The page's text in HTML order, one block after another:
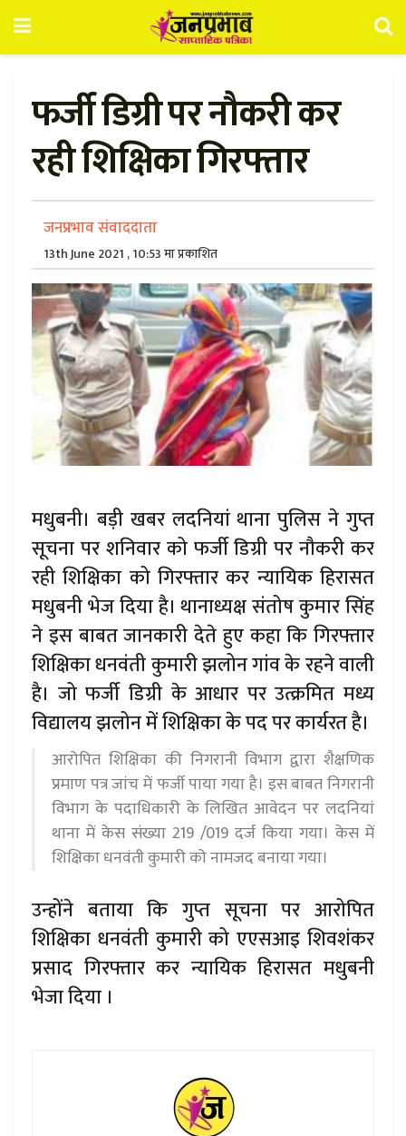
फर्जी डिग्री पर नौकरी कर
रही शिक्षिका गिरफ्तार
जनप्रभाव संवाददाता
13th June 2021 , 10:53 मा प्रकाशित
मधुबनी। बड़ी खबर लदनियां थाना पुलिस ने गुप्त
सूचना पर शनिवार को फर्जी डिग्री पर नौकरी कर
रही शिक्षिका को गिरफ्तार कर न्यायिक हिरासत
मधुबनी भेज दिया है। थानाध्यक्ष संतोष कुमार सिंह
ने इस बाबत जानकारी देते हुए कहा कि गिरफ्तार
शिक्षिका धनवंती कुमारी झलोन गांव के रहने वाली
है। जो फर्जी डिग्री के आधार पर उत्क्रमित मध्य
विद्यालय झलोन में शिक्षिका के पद पर कार्यरत है।
आरोपित शिक्षिका की निगरानी विभाग द्वारा शैक्षणिक
प्रमाण पत्र जांच में फर्जी पाया गया है। इस बाबत निगरानी
विभाग के पदाधिकारी के लिखित आवेदन पर लदनियां
थाना में केस संख्या 219 /019 दर्ज किया गया। केस में
शिक्षिका धनवंती कुमारी को नामजद बनाया गया।
उन्होंने बताया कि गुप्त सूचना पर आरोपित
शिक्षिका धनवंती कुमारी को एएसआइ शिवशंकर
प्रसाद गिरफ्तार कर न्यायिक हिरासत मधुबनी
भेजा दिया ।